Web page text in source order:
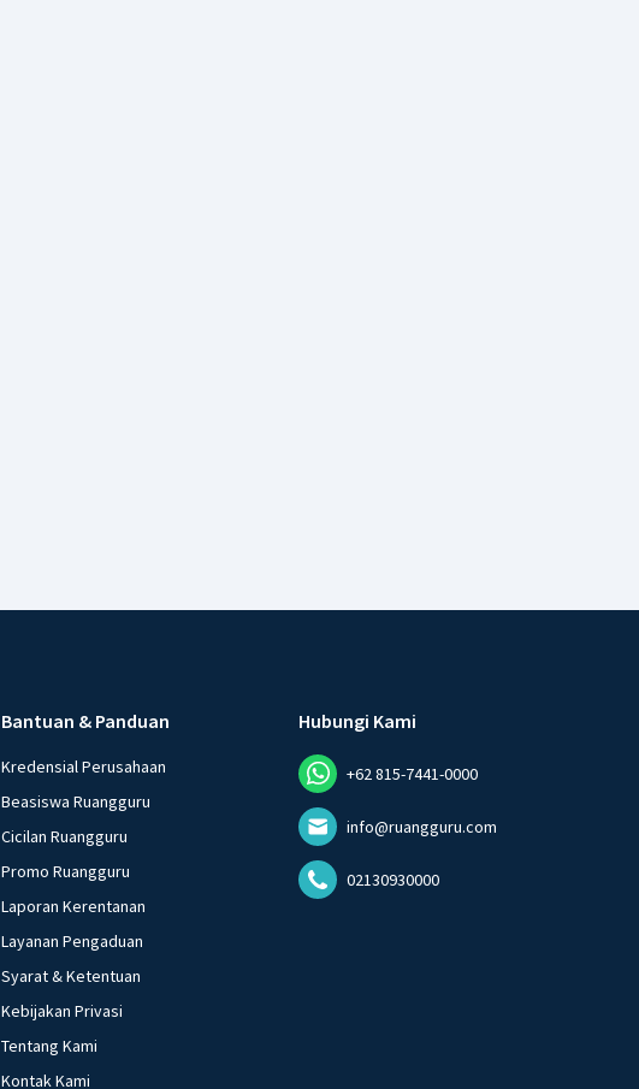
Bantuan & Panduan
Kredensial Perusahaan
Beasiswa Ruangguru
Cicilan Ruangguru
Promo Ruangguru
Laporan Kerentanan
Layanan Pengaduan
Syarat & Ketentuan
Kebijakan Privasi
Tentang Kami
Kontak Kami
Hubungi Kami
+62 815-7441-0000
info@ruangguru.com
02130930000